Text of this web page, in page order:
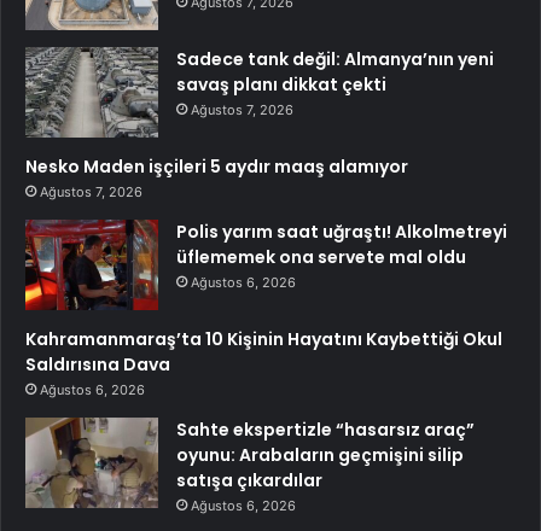
Sadece tank değil: Almanya’nın yeni
savaş planı dikkat çekti
Ağustos 7, 2026
Nesko Maden işçileri 5 aydır maaş alamıyor
Ağustos 7, 2026
Polis yarım saat uğraştı! Alkolmetreyi
üflememek ona servete mal oldu
Ağustos 6, 2026
Kahramanmaraş’ta 10 Kişinin Hayatını Kaybettiği Okul
Saldırısına Dava
Ağustos 6, 2026
Sahte ekspertizle “hasarsız araç”
oyunu: Arabaların geçmişini silip
satışa çıkardılar
Ağustos 6, 2026